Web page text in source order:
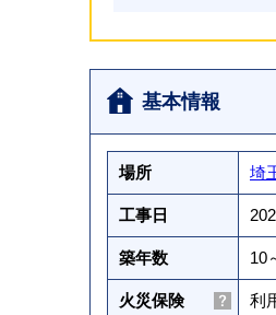
基本情報
場所 埼
工事日
築年数 10
火災保険 利